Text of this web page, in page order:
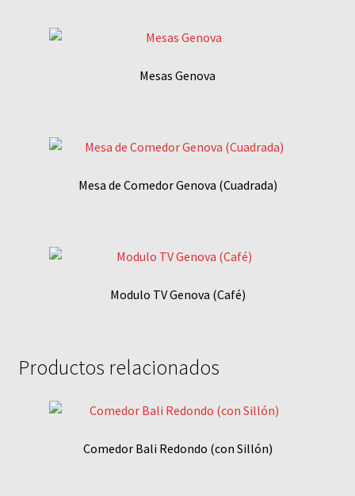
Mesas Genova
Mesa de Comedor Genova (Cuadrada)
Modulo TV Genova (Café)
Productos relacionados
Comedor Bali Redondo (con Sillón)